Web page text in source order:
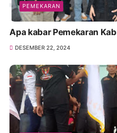
PEMEKARAN
Apa kabar Pemekaran
DESEMBER 22, 2024